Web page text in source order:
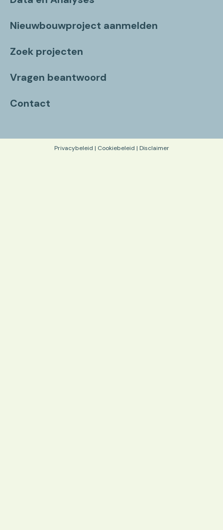
Nieuwbouwproject aanmelden
Zoek projecten
Vragen beantwoord
Contact
Privacybeleid | Cookiebeleid | Disclaimer